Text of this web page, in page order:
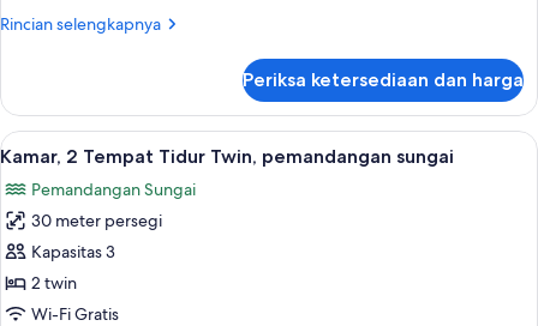
pemandangan
Rincian selengkapnya
Rincian
Kamar,
Tempat
King,
pemandangan
sungai
Periksa ketersediaan dan harga
Lihat
semua
foto
untuk
Kamar,
2
Tempat
Seprai premium, selimut bulu angsa,
3
Kamar, 2 Tempat Tidur Twin, pemandangan sungai
Pemandangan Sungai
30 meter persegi
Kapasitas 3
2 twin
Wi-Fi Gratis